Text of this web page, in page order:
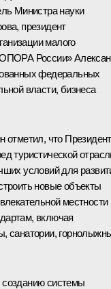
Министра науки
президент
малого
России»
федеральных
власти, бизнеса
отметил, что
туристической
условий для
новые объекты
местности
включая
санатории,
системы